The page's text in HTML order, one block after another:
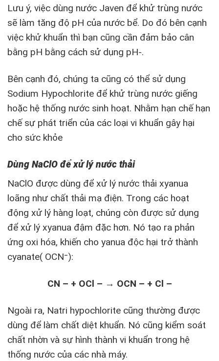
Lưu ý, việc dùng nước Javen để khử trùng nước
sẽ làm tăng độ pH của nước bể. Do đó bên cạnh
việc khử khuẩn thì bạn cũng cần đảm bảo cân
bằng pH bằng cách sử dụng pH-.
Bên cạnh đó, chúng ta cũng có thể sử dụng
Sodium Hypochlorite để khử trùng nước giếng
hoặc hệ thống nước sinh hoạt. Nhằm hạn chế hạn
chế sự phát triển của các loại vi khuẩn gây hại
cho sức khỏe
Dùng NaClO để xử lý nước thải
NaClO được dùng để xử lý nước thải xyanua
loãng như chất thải mạ điện. Trong các hoạt
động xử lý hàng loạt, chúng còn được sử dụng
để xử lý xyanua đậm đặc hơn. Nó tạo ra phản
ứng oxi hóa, khiến cho yanua độc hại trở thành
cyanate( OCN⁻):
CN – + OCl – → OCN – + Cl –
Ngoài ra, Natri hypochlorite cũng thường được
dùng để làm chất diệt khuẩn. Nó cũng kiểm soát
chất nhờn và sự hình thành vi khuẩn trong hệ
thống nước của các nhà máy.